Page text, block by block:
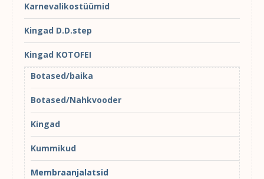
Karnevalikostüümid
Kingad D.D.step
Kingad KOTOFEI
Botased/baika
Botased/Nahkvooder
Kingad
Kummikud
Membraanjalatsid